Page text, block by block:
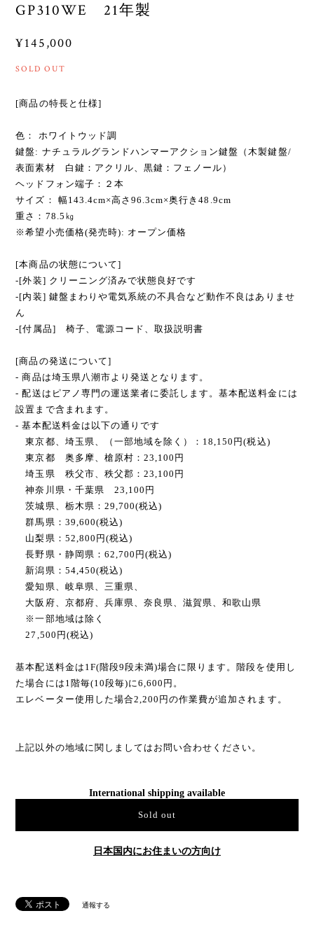
GP310WE 21年製
¥145,000
SOLD OUT
[商品の特長と仕様]
色： ホワイトウッド調
鍵盤: ナチュラルグランドハンマーアクション鍵盤（木製鍵盤/
表面素材 白鍵：アクリル、黒鍵：フェノール）
ヘッドフォン端子：２本
サイズ： 幅143.4cm×高さ96.3cm×奥行き48.9cm
重さ：78.5㎏
※希望小売価格(発売時): オープン価格
[本商品の状態について]
-[外装] クリーニング済みで状態良好です
-[内装] 鍵盤まわりや電気系統の不具合など動作不良はありませ
ん
-[付属品] 椅子、電源コード、取扱説明書
[商品の発送について]
- 商品は埼玉県八潮市より発送となります。
- 配送はピアノ専門の運送業者に委託します。基本配送料金には
設置まで含まれます。
- 基本配送料金は以下の通りです
東京都、埼玉県、（一部地域を除く）：18,150円(税込)
東京都 奥多摩、槍原村：23,100円
埼玉県 秩父市、秩父郡：23,100円
神奈川県・千葉県 23,100円
茨城県、栃木県：29,700(税込)
群馬県：39,600(税込)
山梨県：52,800円(税込)
長野県・静岡県：62,700円(税込)
新潟県：54,450(税込)
愛知県、岐阜県、三重県、
大阪府、京都府、兵庫県、奈良県、滋賀県、和歌山県
※一部地域は除く
27,500円(税込)
基本配送料金は1F(階段9段未満)場合に限ります。階段を使用し
た場合には1階毎(10段毎)に6,600円。
エレベーター使用した場合2,200円の作業費が追加されます。
上記以外の地域に関しましてはお問い合わせください。
International shipping available
Sold out
日本国内にお住まいの方向け
通報する